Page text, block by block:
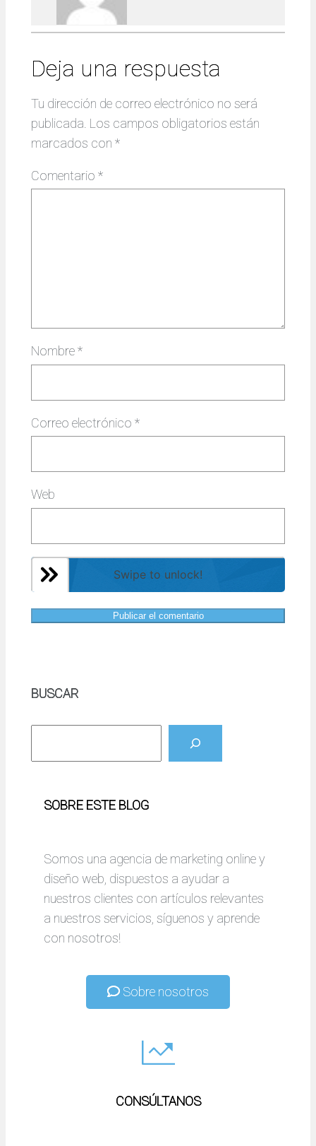
Deja una respuesta
Tu dirección de correo electrónico no será
publicada. Los campos obligatorios están
marcados con *
Comentario *
Nombre*
Correo electrónico *
Web
Swipe to unlock!
BUSCAR
SOBRE ESTE BLOG
Somos una agencia de marketing online y
diseño web, dispuestos a ayudar a
nuestros clientes con artículos relevantes
a nuestros servicios, síguenos y aprende
con nosotros!
Sobre nosotros
CONSÚLTANOS